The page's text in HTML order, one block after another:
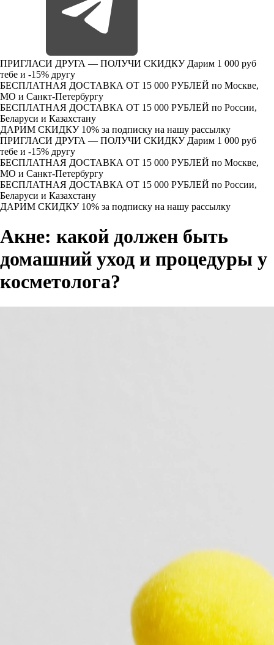
ПРИГЛАСИ ДРУГА — ПОЛУЧИ СКИДКУ Дарим 1 000 руб
тебе и -15% другу
БЕСПЛАТНАЯ ДОСТАВКА ОТ 15 000 РУБЛЕЙ по Москве,
МО и Санкт-Петербургу
БЕСПЛАТНАЯ ДОСТАВКА ОТ 15 000 РУБЛЕЙ по России,
Беларуси и Казахстану
ДАРИМ СКИДКУ 10% за подписку на нашу рассылку
ПРИГЛАСИ ДРУГА — ПОЛУЧИ СКИДКУ Дарим 1 000 руб
тебе и -15% другу
БЕСПЛАТНАЯ ДОСТАВКА ОТ 15 000 РУБЛЕЙ по Москве,
МО и Санкт-Петербургу
БЕСПЛАТНАЯ ДОСТАВКА ОТ 15 000 РУБЛЕЙ по России,
Беларуси и Казахстану
ДАРИМ СКИДКУ 10% за подписку на нашу рассылку
Акне: какой должен быть
домашний уход и процедуры у
косметолога?